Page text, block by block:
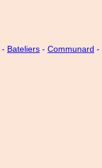
- Bateliers - Communard -